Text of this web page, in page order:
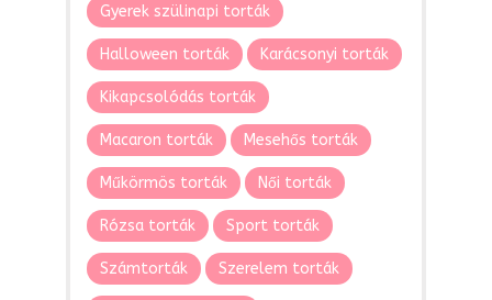
Gyerek szülinapi torták
Halloween torták Karácsonyi torták
Kikapcsolódás torták
Macaron torták Mesehős torták
Műkörmös torták Női torták
Rózsa torták Sport torták
Számtorták Szerelem torták